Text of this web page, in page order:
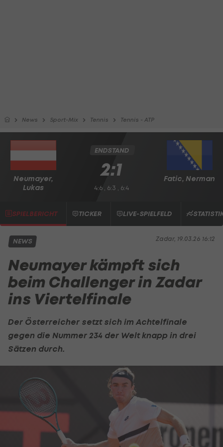
News Sport-Mix Tennis Tennis - ATP
Neumayer,
Lukas
Fatic, Nerman
ENDSTAND
2:1
4:6 , 6:3 , 6:4
SPIELBERICHT TICKER LIVE-SPIELFELD
Zadar, 19.03.26 16:12
NEWS
Neumayer kämpft sich
beim Challenger in Zadar
ins Viertelfinale
Der Österreicher setzt sich im Achtelfinale
gegen die Nummer 234 der Welt knapp in drei
Sätzen durch.